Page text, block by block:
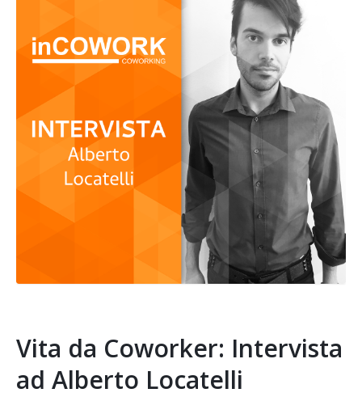
Vita da Coworker: Intervista
ad Alberto Locatelli